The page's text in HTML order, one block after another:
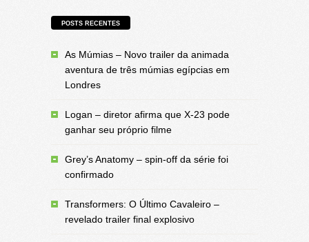
POSTS RECENTES
As Múmias – Novo trailer da animada
aventura de três múmias egípcias em
Londres
Logan – diretor afirma que X-23 pode
ganhar seu próprio filme
Grey’s Anatomy – spin-off da série foi
confirmado
Transformers: O Último Cavaleiro –
revelado trailer final explosivo